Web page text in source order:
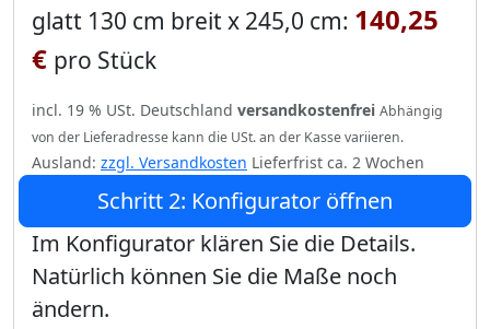
glatt 130 cm breit x 245,0 cm: 140,25
€ pro Stück
incl. 19 % USt. Deutschland versandkostenfrei Abhängig
von der Lieferadresse kann die USt. an der Kasse variieren.
Ausland: zzgl. Versandkosten Lieferfrist ca. 2 Wochen
Schritt 2: Konfigurator öffnen
Im Konfigurator klären Sie die Details.
Natürlich können Sie die Maße noch
ändern.